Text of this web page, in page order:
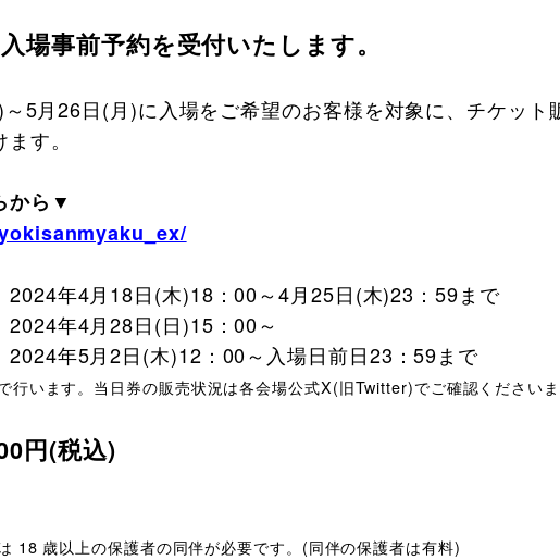
場事前予約を受付いたします。
5月26日(月)に入場をご希望のお客様を対象に、チケット
す。
から▼
年4月18日(木)18：00～4月25日(木)23：59まで
年4月28日(日)15：00～
2024年5月2日(木)12：00～入場日前日23：59まで
行います。当日券の販売状況は各会場公式X(旧Twitter)でご確認ください
円(税込)
18 歳以上の保護者の同伴が必要です。(同伴の保護者は有料)